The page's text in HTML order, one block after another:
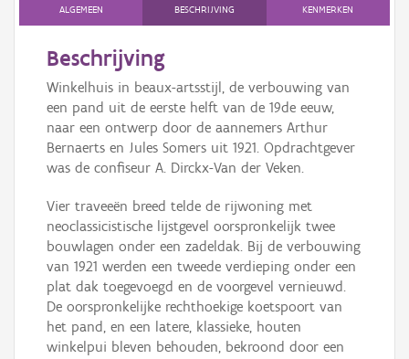
ALGEMEEN BESCHRIJVING KENMERKEN
Beschrijving
Winkelhuis in beaux-artsstijl, de verbouwing van
een pand uit de eerste helft van de 19de eeuw,
naar een ontwerp door de aannemers Arthur
Bernaerts en Jules Somers uit 1921. Opdrachtgever
was de confiseur A. Dirckx-Van der Veken.
Vier traveeën breed telde de rijwoning met
neoclassicistische lijstgevel oorspronkelijk twee
bouwlagen onder een zadeldak. Bij de verbouwing
van 1921 werden een tweede verdieping onder een
plat dak toegevoegd en de voorgevel vernieuwd.
De oorspronkelijke rechthoekige koetspoort van
het pand, en een latere, klassieke, houten
winkelpui bleven behouden, bekroond door een